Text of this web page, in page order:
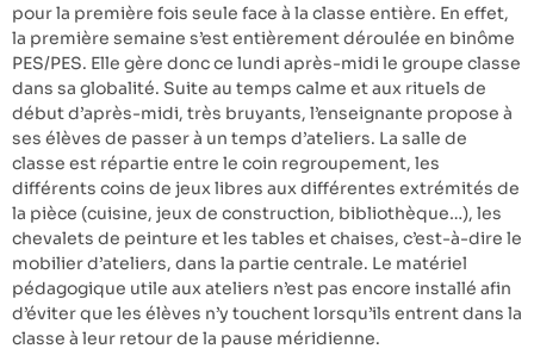
pour la première fois seule face à la classe entière. En effet,
la première semaine s’est entièrement déroulée en binôme
PES/PES. Elle gère donc ce lundi après-midi le groupe classe
dans sa globalité. Suite au temps calme et aux rituels de
début d’après-midi, très bruyants, l’enseignante propose à
ses élèves de passer à un temps d’ateliers. La salle de
classe est répartie entre le coin regroupement, les
différents coins de jeux libres aux différentes extrémités de
la pièce (cuisine, jeux de construction, bibliothèque…), les
chevalets de peinture et les tables et chaises, c’est-à-dire le
mobilier d’ateliers, dans la partie centrale. Le matériel
pédagogique utile aux ateliers n’est pas encore installé afin
d’éviter que les élèves n’y touchent lorsqu’ils entrent dans la
classe à leur retour de la pause méridienne.